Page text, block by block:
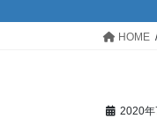
HOME
2020年